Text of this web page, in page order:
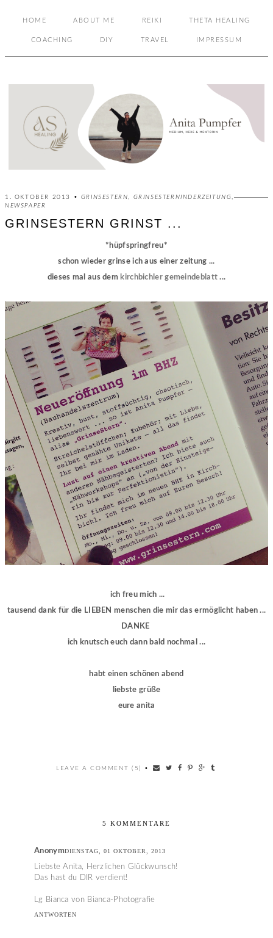
HOME ABOUT ME REIKI THETA HEALING
COACHING DIY TRAVEL IMPRESSUM
1. OKTOBER 2013 • GRINSESTERN GRINSESTERNINDERZEITUNG ,
NEWSPAPER
GRINSESTERN GRINST ...
*hüpfspringfreu*
schon wieder grinse ich aus einer zeitung ...
dieses mal aus dem kirchbichler gemeindeblatt...
ich freu mich ...
tausend dank für die LIEBEN menschen die mir das ermöglicht haben ...
DANKE
ich knutsch euch dann bald nochmal ...
habt einen schönen abend
liebste grüße
eure anita
LEAVE A COMMENT (5) •
5 KOMMENTARE
AnonymDIENSTAG, 01 OKTOBER, 2013
Liebste Anita, Herzlichen Glückwunsch!
Das hast du DIR verdient!
Lg Bianca von Bianca-Photografie
ANTWORTEN